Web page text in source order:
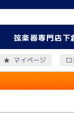
弦楽器専門店下
マイページ